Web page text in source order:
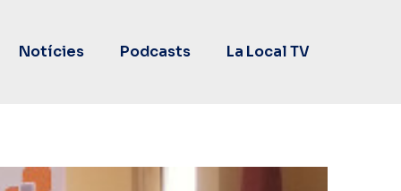
Notícies Podcasts La Local TV